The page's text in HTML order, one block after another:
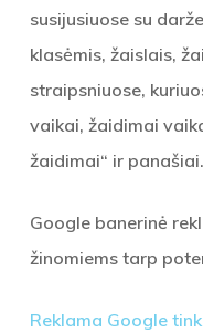
susijusiuose su
klasėmis, žaislais,
straipsniuose,
vaikai, žaidimai
žaidimai“ ir panašiai.
Google banerinė
žinomiems tarp
Reklama Google